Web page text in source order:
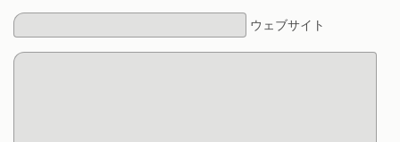
ウェブサイト